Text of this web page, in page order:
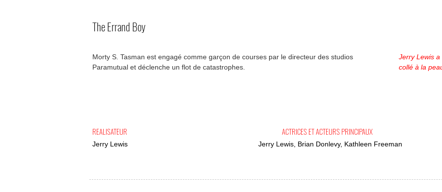
The Errand Boy
Morty S. Tasman est engagé comme garçon de courses par le directeur des studios
Paramutual et déclenche un flot de catastrophes.
Jerry Lewis
collé à la
REALISATEUR
Jerry Lewis
ACTRICES ET ACTEURS PRINCIPAUX
Jerry Lewis, Brian Donlevy, Kathleen Freeman